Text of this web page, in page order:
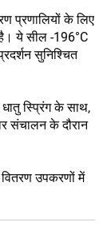
प्रणालियों के लिए
है। ये सील -196°C
सुनिश्चित
स्प्रिंग के साथ,
संचालन के दौरान
उपकरणों में